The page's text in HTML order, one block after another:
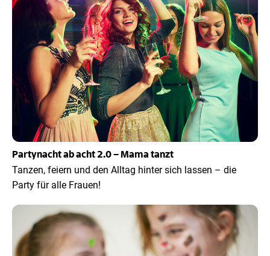
Partynacht ab acht 2.0 – Mama tanzt
Tanzen, feiern und den Alltag hinter sich lassen – die
Party für alle Frauen!